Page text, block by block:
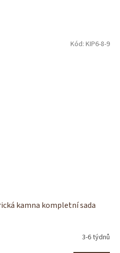
kamna kompletní sada
3-6 týdnů
Kód: KIP6-8-9